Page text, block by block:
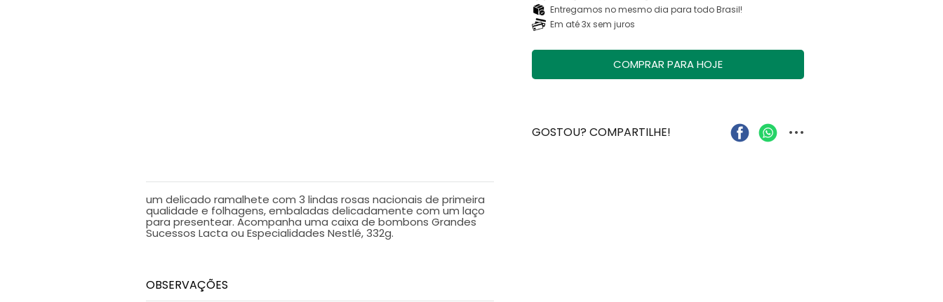
um delicado ramalhete com 3 lindas rosas nacionais de primeira
qualidade e folhagens, embaladas delicadamente com um laço
para presentear. Acompanha uma caixa de bombons Grandes
Sucessos Lacta ou Especialidades Nestlé, 332g.
OBSERVAÇÕES
Entregamos no mesmo dia para todo Brasil!
Em até 3x sem juros
COMPRAR PARA HOJE
GOSTOU? COMPARTILHE! ...